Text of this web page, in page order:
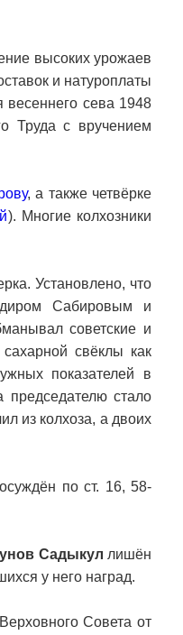
высоких урожаев
и натуроплаты
весеннего сева 1948
Труда с вручением
, а также четвёрке
). Многие колхозники
Установлено, что
Сабировым и
советские и
свёклы как
показателей в
председателю стало
из колхоза, а двоих
по ст. 16, 58-
Садыкул лишён
у него наград.
Совета от